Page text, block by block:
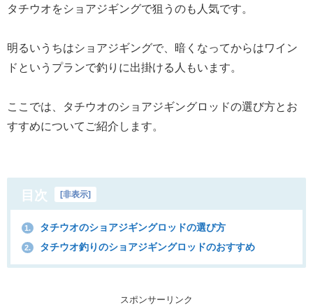
タチウオをショアジギングで狙うのも人気です。
明るいうちはショアジギングで、暗くなってからはワイン
ドというプランで釣りに出掛ける人もいます。
ここでは、タチウオのショアジギングロッドの選び方とお
すすめについてご紹介します。
目次 非表示
1. タチウオのショアジギングロッドの選び方
2. タチウオ釣りのショアジギングロッドのおすすめ
スポンサーリンク